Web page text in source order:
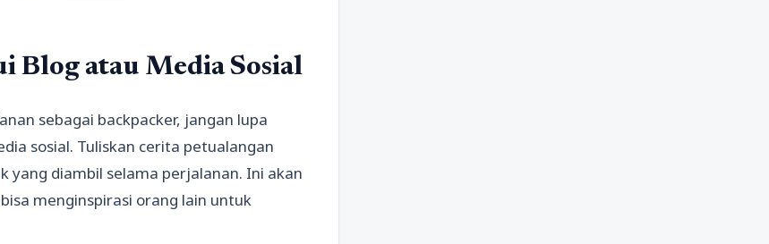
Blog atau Media Sosial
sebagai backpacker, jangan lupa
sosial. Tuliskan cerita petualangan
diambil selama perjalanan. Ini akan
menginspirasi orang lain untuk